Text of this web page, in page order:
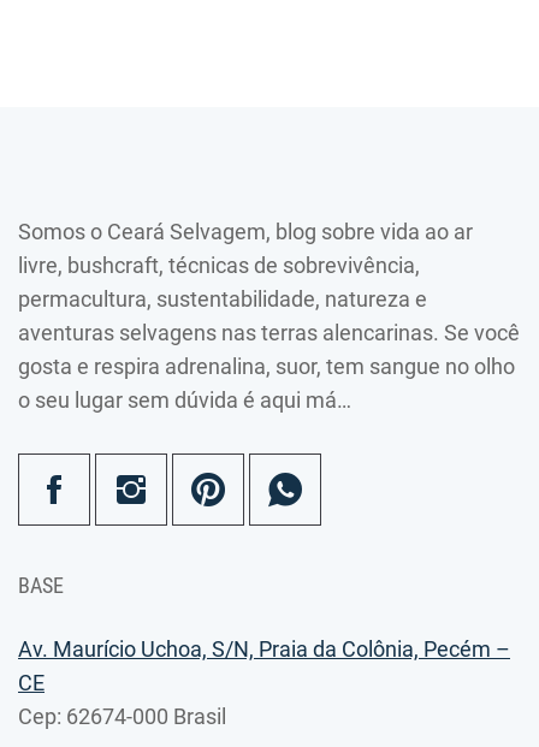
Somos o Ceará Selvagem, blog sobre vida ao ar
livre, bushcraft, técnicas de sobrevivência,
permacultura, sustentabilidade, natureza e
aventuras selvagens nas terras alencarinas. Se você
gosta e respira adrenalina, suor, tem sangue no olho
o seu lugar sem dúvida é aqui má…
BASE
Av. Maurício Uchoa, S/N, Praia da Colônia, Pecém –
CE
Cep: 62674-000 Brasil